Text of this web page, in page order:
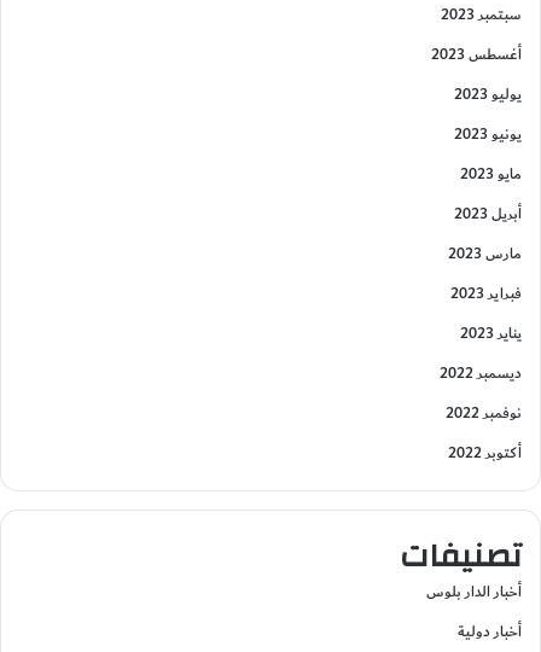
سبتمبر 2023
أغسطس 2023
يوليو 2023
يونيو 2023
مايو 2023
أبريل 2023
مارس 2023
فبراير 2023
يناير 2023
ديسمبر 2022
نوفمبر 2022
أكتوبر 2022
تصنيفات
أخبار الدار بلوس
أخبار دولية